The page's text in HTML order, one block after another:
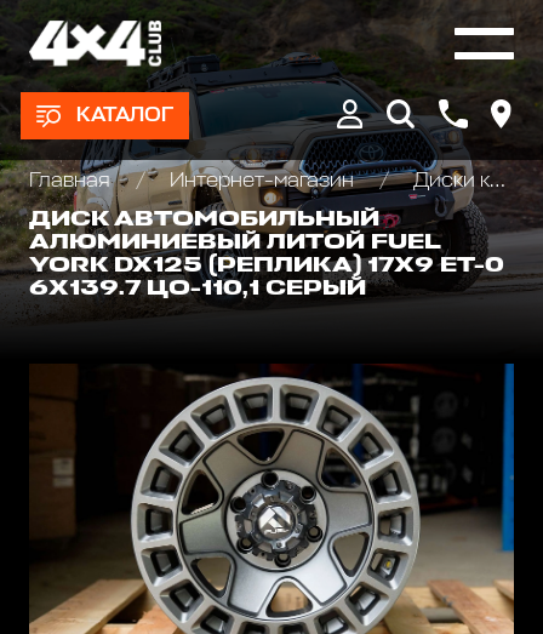
КАТАЛОГ
Главная Интернет-магазин
Диски колёсные, Проставки для изменения вылета
ДИСК АВТОМОБИЛЬНЫЙ
АЛЮМИНИЕВЫЙ ЛИТОЙ FUEL
YORK DX125 (РЕПЛИКА) 17Х9 ET-0
6X139.7 ЦО-110,1 СЕРЫЙ